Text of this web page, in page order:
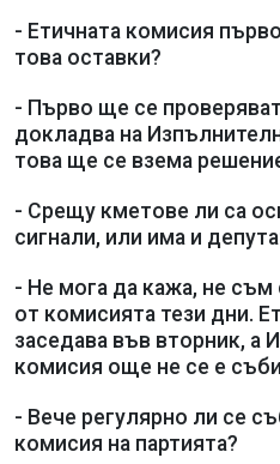
- Етичната комисия
това оставки?
- Първо ще се
докладва на
това ще се взема
- Срещу кметове ли са
сигнали, или има и
- Не мога да кажа, не съм
от комисията тези дни.
заседава във вторник, а
комисия още не се е
- Вече регулярно ли се
комисия на партията?